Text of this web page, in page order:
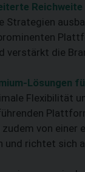
Reichweite
Strategien
verstärkt die
Lösungen
Flexibilität
von einer
und richtet sich